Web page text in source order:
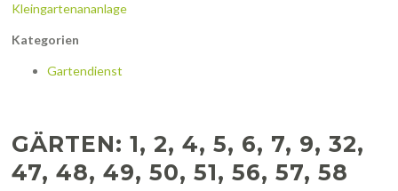
Kleingartenananlage
Kategorien
Gartendienst
GÄRTEN: 1, 2, 4, 5, 6, 7, 9, 32,
47, 48, 49, 50, 51, 56, 57, 58